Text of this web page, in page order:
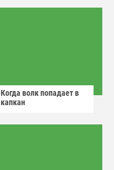
Когда волк попадает в
капкан